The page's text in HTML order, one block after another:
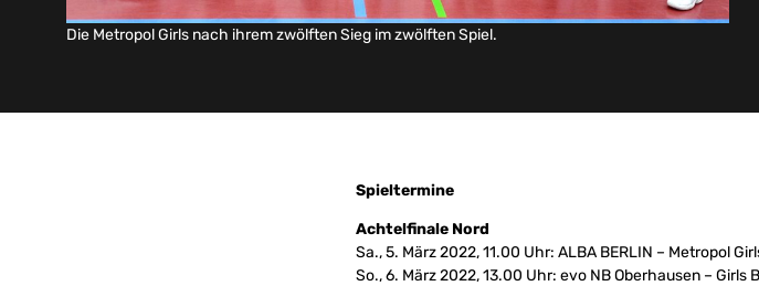
Die Metropol Girls nach ihrem zwölften Sieg im zwölften Spiel.
Spieltermine
Achtelfinale Nord
Sa., 5. März 2022, 11.00 Uhr: ALBA BERLIN – Metropol
So., 6. März 2022, 13.00 Uhr: evo NB Oberhausen –